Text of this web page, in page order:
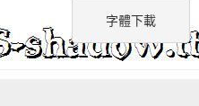
字體下載